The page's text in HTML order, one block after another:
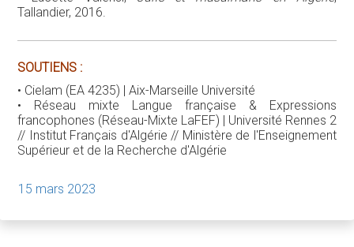
Tallandier, 2016.
SOUTIENS :
• Cielam (EA 4235) | Aix-Marseille Université
• Réseau mixte Langue française & Expressions
francophones (Réseau-Mixte LaFEF) | Université Rennes 2
// Institut Français d'Algérie // Ministère de l'Enseignement
Supérieur et de la Recherche d'Algérie
15 mars 2023